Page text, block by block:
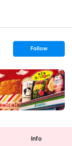
s
t
o
l
l
o
w
Follow
Info